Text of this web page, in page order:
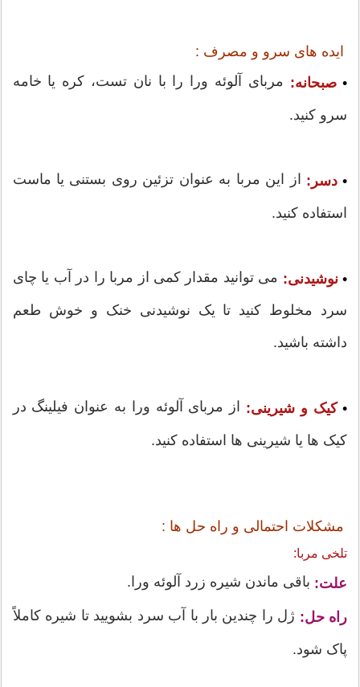
ایده های سرو و مصرف :
•صبحانه: مربای آلوئه ورا را با نان تست، کره یا خامه
سرو کنید.
• دسر: از این مربا به عنوان تزئین روی بستنی یا ماست
استفاده کنید.
•نوشیدنی: می توانید مقدار کمی از مربا را در آب یا چای
سرد مخلوط کنید تا یک نوشیدنی خنک و خوش طعم
داشته باشید.
•کیک و شیرینی: از مربای آلوئه ورا به عنوان فیلینگ در
کیک ها یا شیرینی ها استفاده کنید.
مشکلات احتمالی و راه حل ها :
تلخی مربا:
علت: باقی ماندن شیره زرد آلوئه ورا.
راه حل: ژل را چندین بار با آب سرد بشویید تا شیره کاملاً
پاک شود.